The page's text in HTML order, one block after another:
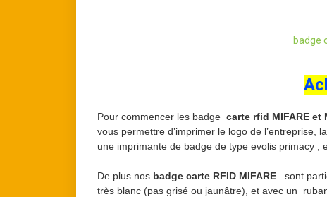
badge
Pour commencer les badge carte rfid MIFARE et
vous permettre d’imprimer le logo de l’entreprise,
une imprimante de badge de type evolis primacy ,
De plus nos badge carte RFID MIFARE sont
très blanc (pas grisé ou jaunâtre), et avec un